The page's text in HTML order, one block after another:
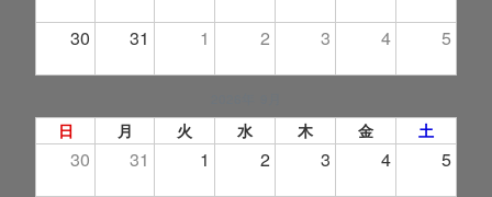
30 31 1 2 3 4 5
日 月 火 水 木 金 土
30 31 1 2 3 4 5